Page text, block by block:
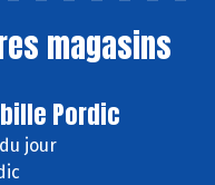
magasins
Pordic
jour